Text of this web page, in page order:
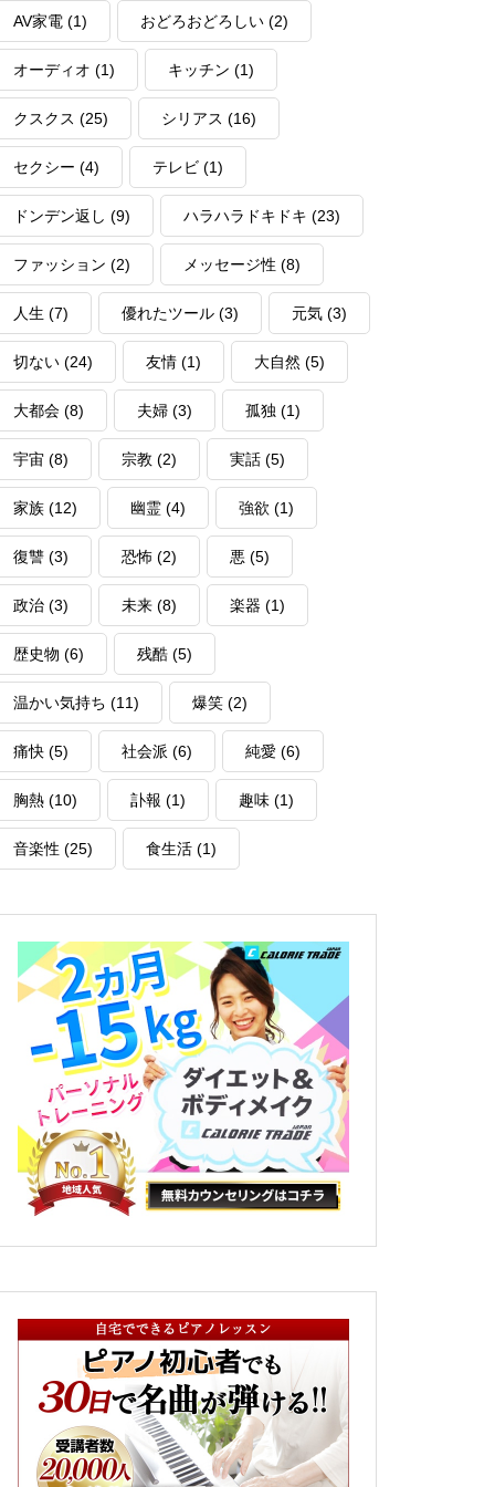
AV家電 (1) おどろおどろしい (2)
オーディオ (1) キッチン (1)
クスクス (25) シリアス (16)
セクシー (4) テレビ (1)
ドンデン返し (9) ハラハラドキドキ (23)
ファッション (2) メッセージ性 (8)
人生 (7) 優れたツール (3) 元気 (3)
切ない (24) 友情 (1) 大自然 (5)
大都会 (8) 夫婦 (3) 孤独 (1)
宇宙 (8) 宗教 (2) 実話 (5)
家族 (12) 幽霊 (4) 強欲 (1)
復讐 (3) 恐怖 (2) 悪 (5)
政治 (3) 未来 (8) 楽器 (1)
歴史物 (6) 残酷 (5)
温かい気持ち (11) 爆笑 (2)
痛快 (5) 社会派 (6) 純愛 (6)
胸熱 (10) 訃報 (1) 趣味 (1)
音楽性 (25) 食生活 (1)